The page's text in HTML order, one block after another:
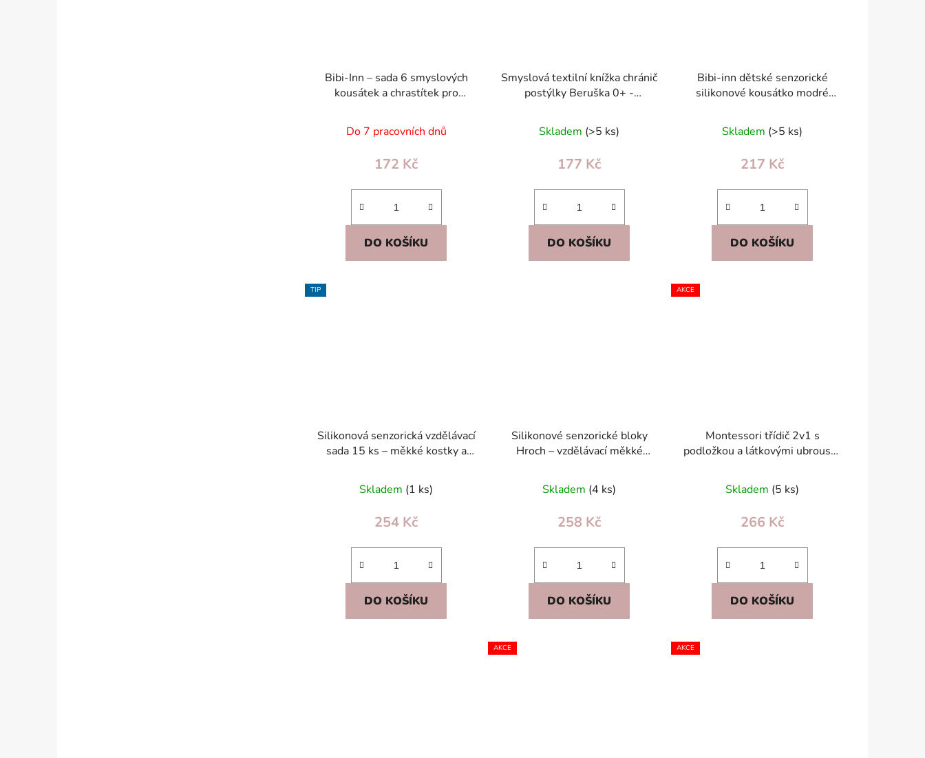
Bibi-Inn – sada 6 smyslových
kousátek a chrastítek pro
Do 7 pracovních dnů
172 Kč
DO KOŠÍKU
Smyslová textilní knížka chránič
postýlky Beruška 0+ -
Skladem (>5 ks)
177 Kč
DO KOŠÍKU
Bibi-inn dětské senzorické
silikonové kousátko modré
Skladem (>5 ks)
217 Kč
DO KOŠÍKU
TIP
Silikonová senzorická vzdělávací
sada 15 ks – měkké kostky a
Skladem (1 ks)
254 Kč
DO KOŠÍKU
Silikonové senzorické bloky
Hroch – vzdělávací měkké
Skladem (4 ks)
258 Kč
DO KOŠÍKU
AKCE
Montessori třídič 2v1 s
podložkou a látkovými ubrousky
Skladem (5 ks)
266 Kč
DO KOŠÍKU
AKCE AKCE